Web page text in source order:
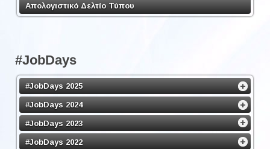
Απολογιστικό Δελτίο Τύπου
#JobDays
#JobDays 2025
#JobDays 2024
#JobDays 2023
#JobDays 2022